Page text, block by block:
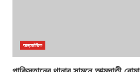
আন্তর্জাতিক